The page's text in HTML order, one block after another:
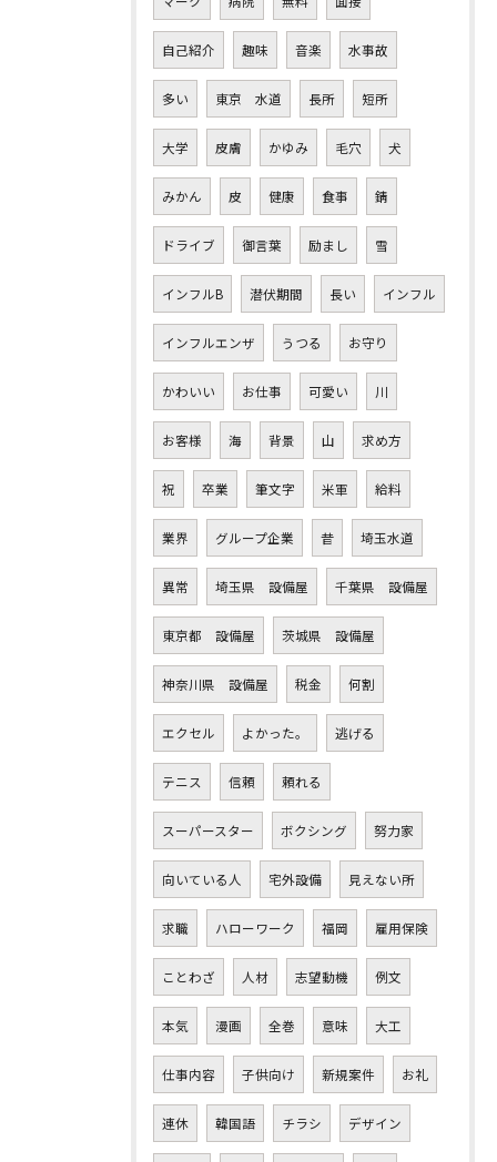
自己紹介 趣味 音楽 水事故
多い 東京 水道 長所 短所
大学 皮膚 かゆみ 毛穴 犬
みかん 皮 健康 食事 錆
ドライブ 御言葉 励まし 雪
インフルB 潜伏期間 長い インフル
インフルエンザ うつる お守り
かわいい お仕事 可愛い 川
お客様 海 背景 山 求め方
祝 卒業 筆文字 米軍 給料
業界 グループ企業 昔 埼玉水道
異常 埼玉県 設備屋 千葉県 設備屋
東京都 設備屋 茨城県 設備屋
神奈川県 設備屋 税金 何割
エクセル よかった。 逃げる
テニス 信頼 頼れる
スーパースター ボクシング 努力家
向いている人 宅外設備 見えない所
求職 ハローワーク 福岡 雇用保険
ことわざ 人材 志望動機 例文
本気 漫画 全巻 意味 大工
仕事内容 子供向け 新規案件 お礼
連休 韓国語 チラシ デザイン